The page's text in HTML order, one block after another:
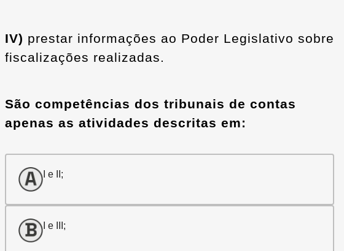
IV) prestar informações ao Poder Legislativo sobre
fiscalizações realizadas.
São competências dos tribunais de contas
apenas as atividades descritas em:
I e II;
I e III;